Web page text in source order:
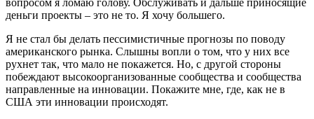
вопросом я ломаю голову. Обслуживать и дальше приносящие
деньги проекты – это не то. Я хочу большего.
Я не стал бы делать пессимистичные прогнозы по поводу
американского рынка. Слышны вопли о том, что у них все
рухнет так, что мало не покажется. Но, с другой стороны
побеждают высокоорганизованные сообщества и сообщества
направленные на инновации. Покажите мне, где, как не в
США эти инновации происходят.